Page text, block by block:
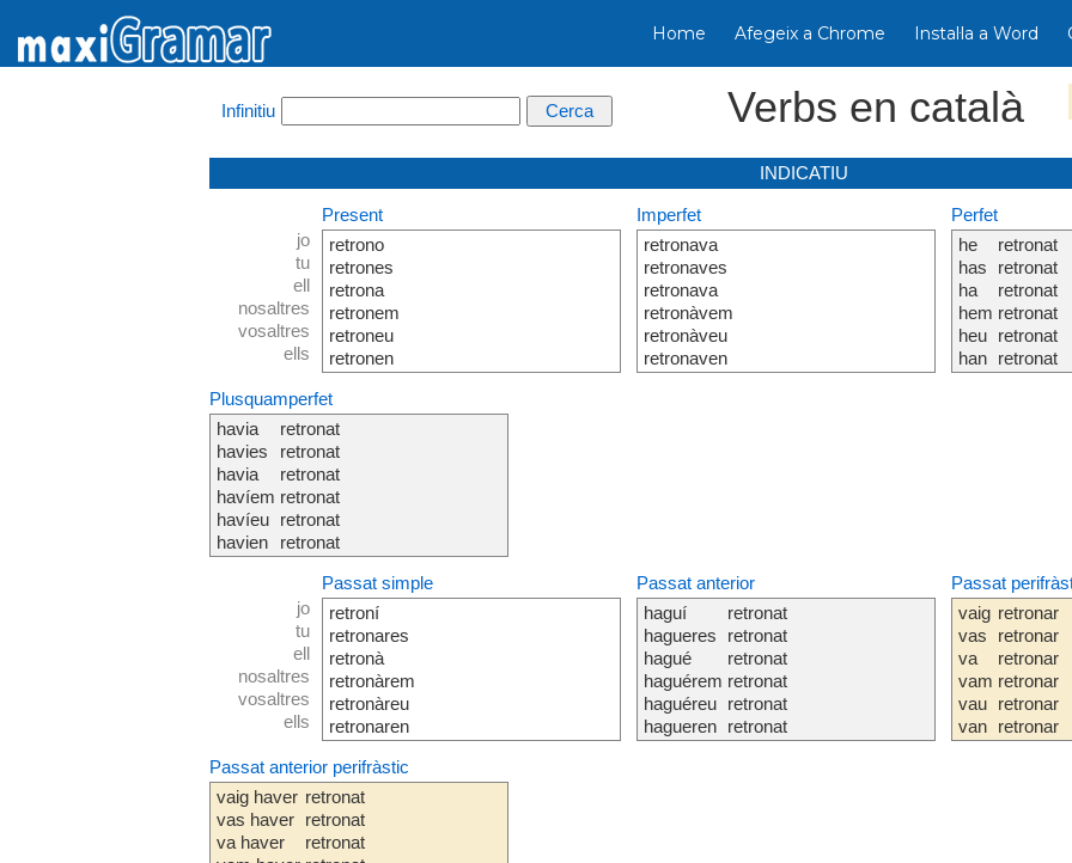
Home Afegeix a Chrome Instal·la a Word
Infinitiu Verbs en català
INDICATIU
jo
tu
ell
nosaltres
vosaltres
ells
Present
retrono
retrones
retrona
retronem
retroneu
retronen
Imperfet
retronava
retronaves
retronava
retronàvem
retronàveu
retronaven
Perfet
he
has
ha
hem
heu
han
retronat
retronat
retronat
retronat
retronat
retronat
Plusquamperfet
havia
havies
havia
havíem
havíeu
havien
retronat
retronat
retronat
retronat
retronat
retronat
jo
tu
ell
nosaltres
vosaltres
ells
Passat simple
retroní
retronares
retronà
retronàrem
retronàreu
retronaren
Passat anterior
haguí
hagueres
hagué
haguérem
haguéreu
hagueren
retronat
retronat
retronat
retronat
retronat
retronat
Passat
vaig
vas
va
vam
vau
van
retronar
retronar
retronar
retronar
retronar
retronar
Passat anterior perifràstic
vaig haver
vas haver
va haver
retronat
retronat
retronat